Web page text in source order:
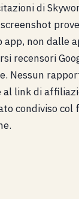
di
app, non dalle
recensori
Nessun
al link di
condiviso